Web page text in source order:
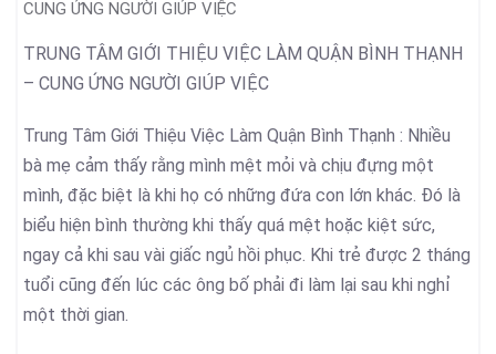
CUNG ỨNG NGƯỜI GIÚP VIỆC
TRUNG TÂM GIỚI THIỆU VIỆC LÀM QUẬN BÌNH THẠNH
– CUNG ỨNG NGƯỜI GIÚP VIỆC
Trung Tâm Giới Thiệu Việc Làm Quận Bình Thạnh : Nhiều
bà mẹ cảm thấy rằng mình mệt mỏi và chịu đựng một
mình, đặc biệt là khi họ có những đứa con lớn khác. Đó là
biểu hiện bình thường khi thấy quá mệt hoặc kiệt sức,
ngay cả khi sau vài giấc ngủ hồi phục. Khi trẻ được 2 tháng
tuổi cũng đến lúc các ông bố phải đi làm lại sau khi nghỉ
một thời gian.